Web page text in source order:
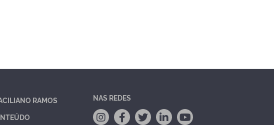
RAMOS
NAS REDES